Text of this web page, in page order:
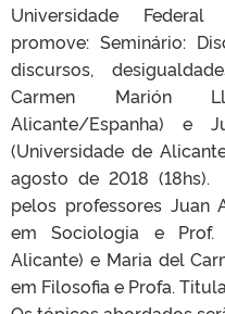
Universidade
promove: Seminário:
discursos,
Carmen Marión
Alicante/Espanha) e
(Universidade de
agosto de 2018
pelos professores Juan
em Sociologia e
Alicante) e Maria del
em Filosofia e Profa.